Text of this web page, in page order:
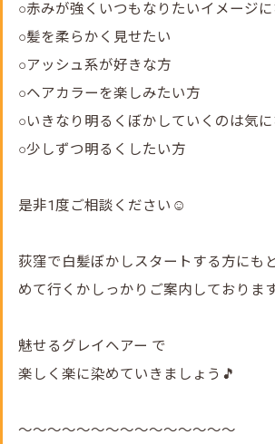
○赤みが強くいつもなりたいイメージ
○髪を柔らかく見せたい
○アッシュ系が好きな方
○ヘアカラーを楽しみたい方
○いきなり明るくぼかしていくのは気
○少しずつ明るくしたい方
是非1度ご相談ください☺️
荻窪で白髪ぼかしスタートする方にも
めて行くかしっかりご案内しておりま
魅せるグレイヘアー で
楽しく楽に染めていきましょう🎵
～～～～～～～～～～～～～～～